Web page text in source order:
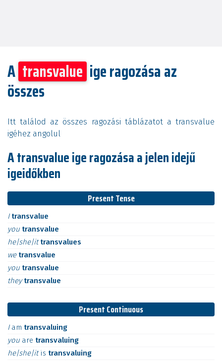
A transvalue ige ragozása az
összes
Itt találod az összes ragozási táblázatot a transvalue
igéhez angolul
A transvalue ige ragozása a jelen idejű
igeidőkben
Present Tense
I transvalue
you transvalue
he|she|ittransvalues
we transvalue
you transvalue
theytransvalue
Present Continuous
I am transvaluing
you are transvaluing
he|she|itis transvaluing